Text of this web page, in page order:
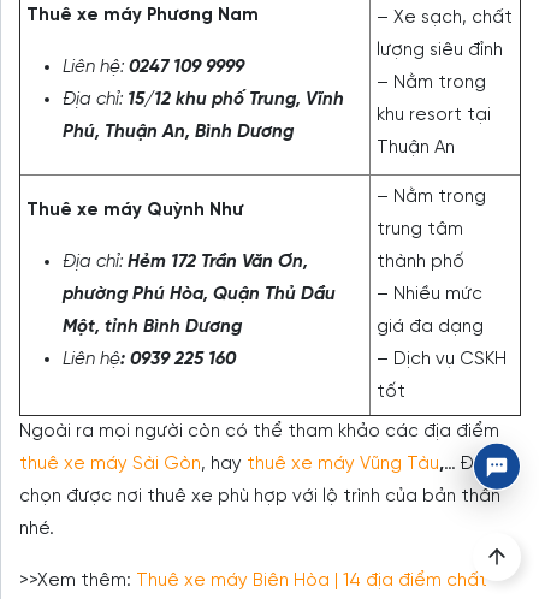
Thuê xe máy Phương Nam
Liên hệ: 0247 109 9999
Địa chỉ: 15/12 khu phố Trung, Vĩnh
Phú, Thuận An, Bình Dương
– Xe sạch, chất
lượng siêu đỉnh
– Nằm trong
khu resort tại
Thuận An
Thuê xe máy Quỳnh Như
Địa chỉ: Hẻm 172 Trần Văn Ơn,
phường Phú Hòa, Quận Thủ Dầu
Một, tỉnh Bình Dương
Liên hệ: 0939 225 160
– Nằm trong
trung tâm
thành phố
– Nhiều mức
giá đa dạng
– Dịch vụ CSKH
tốt
Ngoài ra mọi người còn có thể tham khảo các địa điểm
thuê xe máy Sài Gòn, hay thuê xe máy Vũng Tàu,… Để lựa
chọn được nơi thuê xe phù hợp với lộ trình của bản thân
nhé.
>>Xem thêm: Thuê xe máy Biên Hòa | 14 địa điểm chất